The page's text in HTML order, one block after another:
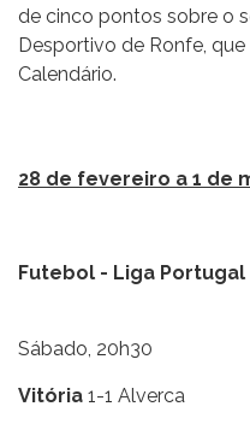
de cinco pontos sobre o
Desportivo de Ronfe,
Calendário.
28 de fevereiro a 1 de
Futebol - Liga Portugal
Sábado, 20h30
Vitória 1-1 Alverca